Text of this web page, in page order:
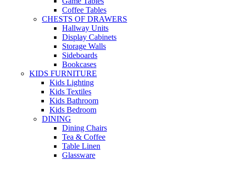
Coffee Tables
CHESTS OF DRAWERS
Hallway Units
Display Cabinets
Storage Walls
Sideboards
Bookcases
KIDS FURNITURE
Kids Lighting
Kids Textiles
Kids Bathroom
Kids Bedroom
DINING
Dining Chairs
Tea & Coffee
Table Linen
Glassware